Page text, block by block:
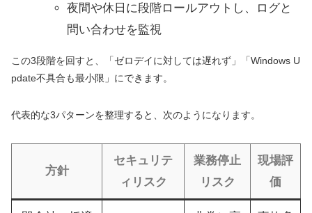
夜間や休日に段階ロールアウトし、ログと
問い合わせを監視
この3段階を回すと、「ゼロデイに対しては遅れず」「Windows U
pdate不具合も最小限」にできます。
代表的な3パターンを整理すると、次のようになります。
方針
セキュリテ
ィリスク
業務停止
リスク
現場評
価